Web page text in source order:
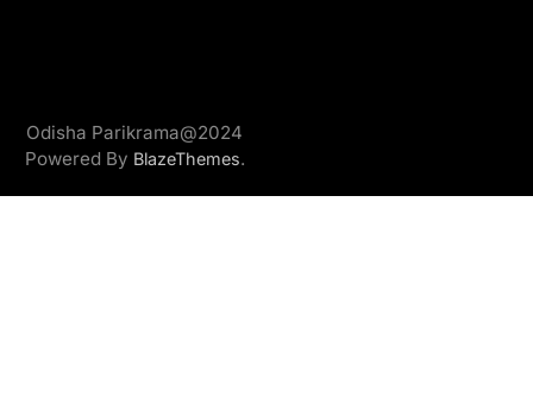
Odisha Parikrama@2024
Powered By BlazeThemes.